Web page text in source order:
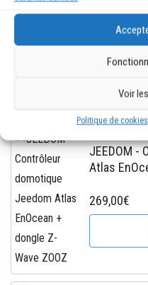
Voir
Politique de cookies
sans pile
59,90€
JEEDOM -
Atlas
269,00€